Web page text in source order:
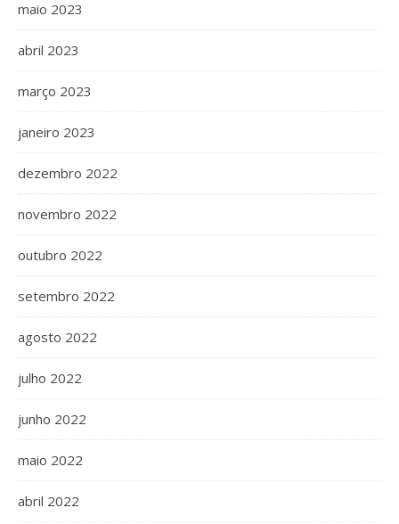
maio 2023
abril 2023
março 2023
janeiro 2023
dezembro 2022
novembro 2022
outubro 2022
setembro 2022
agosto 2022
julho 2022
junho 2022
maio 2022
abril 2022